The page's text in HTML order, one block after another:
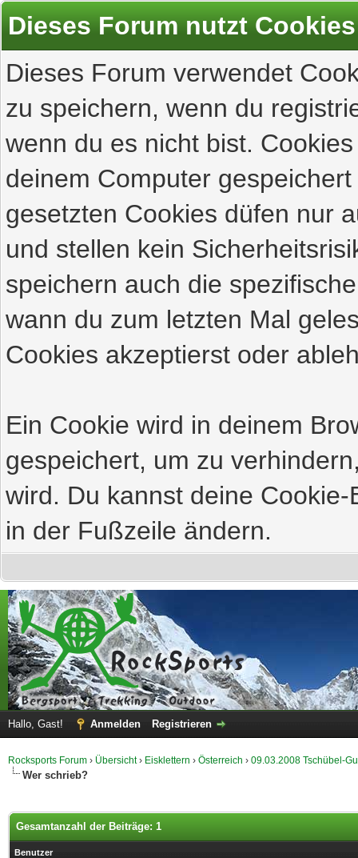
Dieses Forum nutzt Cookies
Dieses Forum verwendet
zu speichern, wenn du
wenn du es nicht bist.
deinem Computer
gesetzten Cookies düfen nur
und stellen kein
speichern auch die
wann du zum letzten Mal
Cookies akzeptierst oder
Ein Cookie wird in deinem
gespeichert, um zu
wird. Du kannst deine
in der Fußzeile ändern.
Hallo, Gast! Anmelden Registrieren
Rocksports Forum › Übersicht› Eisklettern › Österreich › 09.03.2008 Tschübel-
Wer schrieb?
Gesamtanzahl der Beiträge: 1
Benutzer